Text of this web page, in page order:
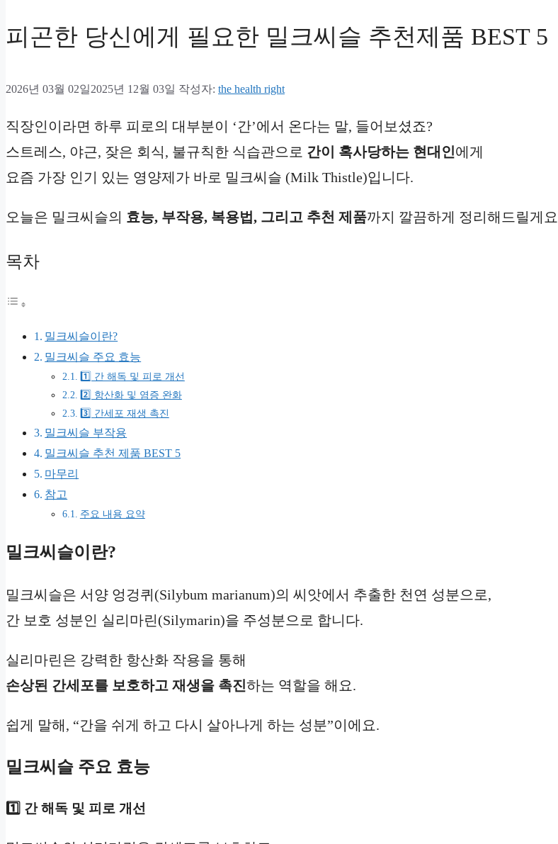
피곤한 당신에게 필요한 밀크씨슬 추천제품 BEST 5
2026년 03월 02일2025년 12월 03일 작성자: the health right
직장인이라면 하루 피로의 대부분이 ‘간’에서 온다는 말, 들어보셨죠?
스트레스, 야근, 잦은 회식, 불규칙한 식습관으로 간이 혹사당하는 현대인에게
요즘 가장 인기 있는 영양제가 바로 밀크씨슬 (Milk Thistle)입니다.
오늘은 밀크씨슬의 효능, 부작용, 복용법, 그리고 추천 제품까지 깔끔하게 정리해드릴게요
목차
밀크씨슬이란?
밀크씨슬 주요 효능
1️⃣ 간 해독 및 피로 개선
2️⃣ 항산화 및 염증 완화
3️⃣ 간세포 재생 촉진
밀크씨슬 부작용
밀크씨슬 추천 제품 BEST 5
마무리
참고
주요 내용 요약
밀크씨슬이란?
밀크씨슬은 서양 엉겅퀴(Silybum marianum)의 씨앗에서 추출한 천연 성분으로,
간 보호 성분인 실리마린(Silymarin)을 주성분으로 합니다.
실리마린은 강력한 항산화 작용을 통해
손상된 간세포를 보호하고 재생을 촉진하는 역할을 해요.
쉽게 말해, “간을 쉬게 하고 다시 살아나게 하는 성분”이에요.
밀크씨슬 주요 효능
1️⃣ 간 해독 및 피로 개선